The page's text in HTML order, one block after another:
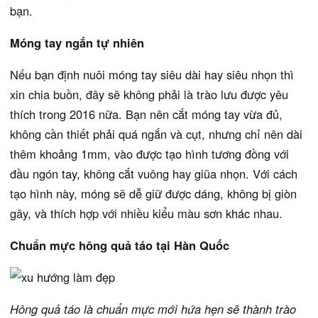
bạn.
Móng tay ngắn tự nhiên
Nếu bạn định nuôi móng tay siêu dài hay siêu nhọn thì
xin chia buồn, đây sẽ không phải là trào lưu được yêu
thích trong 2016 nữa. Bạn nên cắt móng tay vừa đủ,
không cần thiết phải quá ngắn và cụt, nhưng chỉ nên dài
thêm khoảng 1mm, vào được tạo hình tương đồng với
đầu ngón tay, không cắt vuông hay giũa nhọn. Với cách
tạo hình này, móng sẽ dễ giữ được dáng, không bị giòn
gãy, và thích hợp với nhiều kiểu màu sơn khác nhau.
Chuẩn mực hông quả táo tại Hàn Quốc
Hông quả táo là chuẩn mực mới hứa hẹn sẽ thành trào